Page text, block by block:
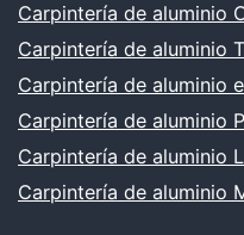
Carpintería de aluminio
Carpintería de aluminio
Carpintería de aluminio
Carpintería de aluminio
Carpintería de aluminio
Carpintería de aluminio